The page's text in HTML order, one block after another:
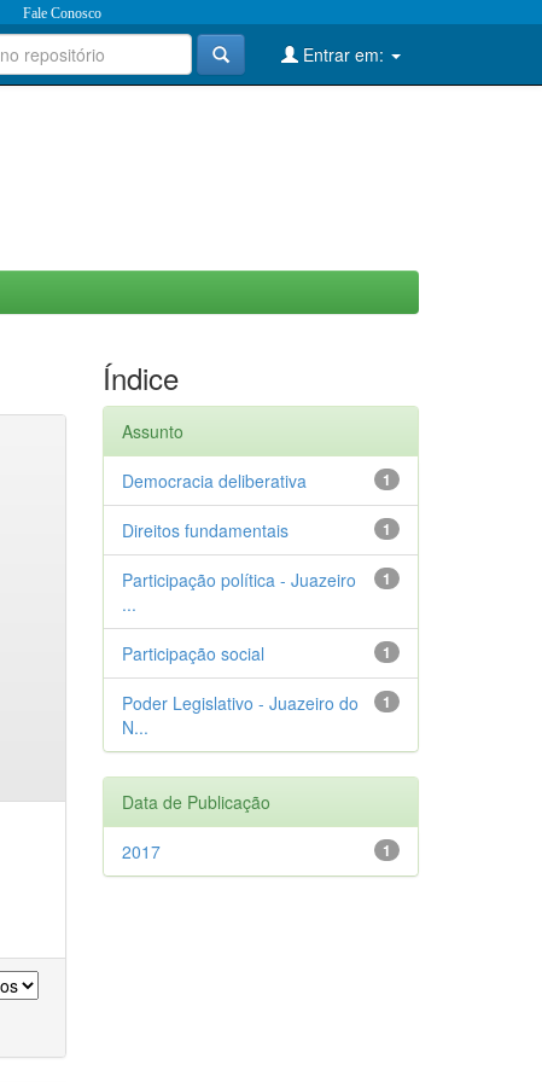
Fale Conosco
Entrar em:
Índice
Assunto
1
Democracia deliberativa
1
Direitos fundamentais
1
Participação política - Juazeiro
...
1
Participação social
1
Poder Legislativo - Juazeiro do
N...
Data de Publicação
1
2017